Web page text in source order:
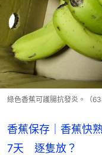
綠色香蕉可護腸抗發炎。（
香蕉保存｜香蕉快
7天　逐隻放？